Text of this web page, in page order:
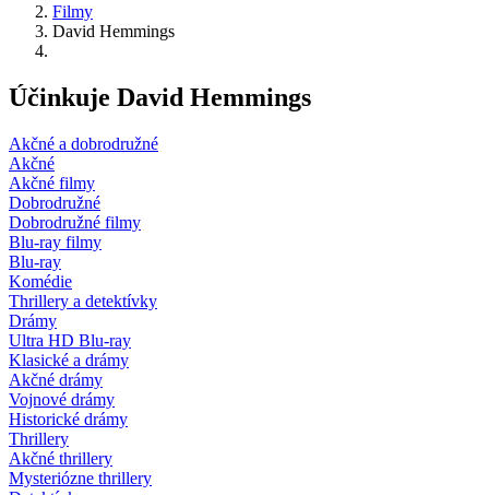
Filmy
David Hemmings
Účinkuje David Hemmings
Akčné a dobrodružné
Akčné
Akčné filmy
Dobrodružné
Dobrodružné filmy
Blu-ray filmy
Blu-ray
Komédie
Thrillery a detektívky
Drámy
Ultra HD Blu-ray
Klasické a drámy
Akčné drámy
Vojnové drámy
Historické drámy
Thrillery
Akčné thrillery
Mysteriózne thrillery